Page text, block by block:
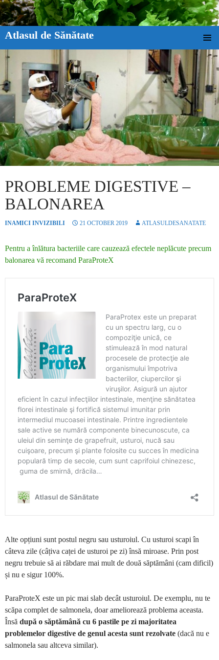
Atlasul de Sănătate
PROBLEME DIGESTIVE –
BALONAREA
INAMICI INVIZIBILI 21 OCTOBER 2019 ATLASULDESANATATE
Pentru a înlătura bacteriile care cauzează efectele neplăcute precum
balonarea vă recomand ParaProteX
Alte opțiuni sunt postul negru sau usturoiul. Cu usturoi scapi în
câteva zile (câțiva caței de usturoi pe zi) însă miroase. Prin post
negru trebuie să ai răbdare mai mult de două săptămâni (cam dificil)
și nu e sigur 100%.
ParaProteX este un pic mai slab decât usturoiul. De exemplu, nu te
scăpa complet de salmonela, doar ameliorează problema aceasta.
Însă după o săptămână cu 6 pastile pe zi majoritatea
problemelor digestive de genul acesta sunt rezolvate (dacă nu e
salmonela sau altceva similar).